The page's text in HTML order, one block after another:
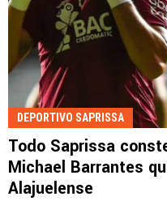
DEPORTIVO SAPRISSA
Todo Saprissa
Michael Barrantes
Alajuelense